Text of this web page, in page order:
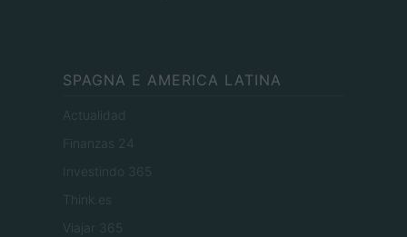
SPAGNA E AMERICA LATINA
Actualidad
Finanzas 24
Investindo 365
Think.es
Viajar 365